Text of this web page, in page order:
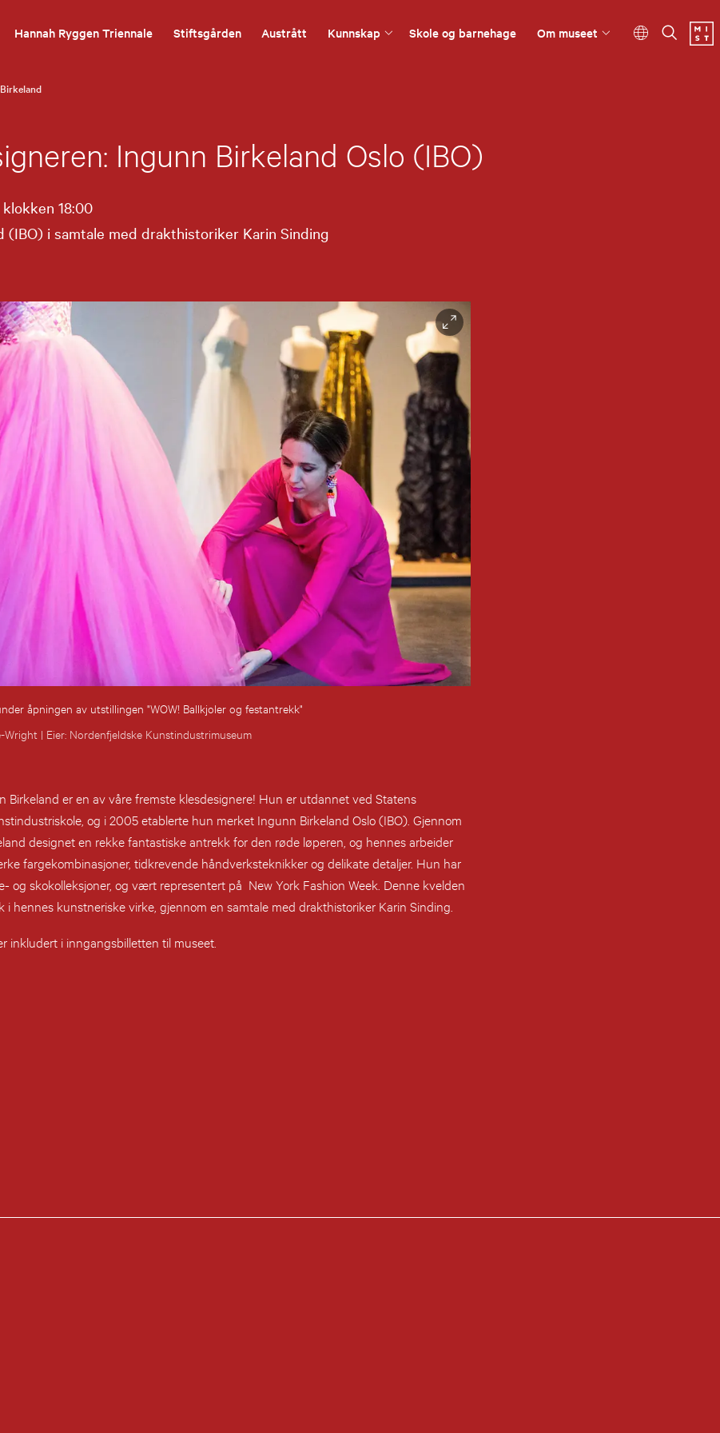
Hannah Ryggen Triennale Stiftsgården Austrått Kunnskap Skole og barnehage Om museet
Ingunn Birkeland Oslo (IBO)
18:00
(IBO) i samtale med drakthistoriker Karin Sinding
åpningen av utstillingen "WOW! Ballkjoler og festantrekk"
Wright |
Nordenfjeldske Kunstindustrimuseum
Birkeland er en av våre fremste klesdesignere! Hun er utdannet ved Statens
og i 2005 etablerte hun merket Ingunn Birkeland Oslo (IBO). Gjennom
designet en rekke fantastiske antrekk for den røde løperen, og hennes arbeider
fargekombinasjoner, tidkrevende håndverksteknikker og delikate detaljer. Hun har
og skokolleksjoner, og vært representert på New York Fashion Week. Denne kvelden
i hennes kunstneriske virke, gjennom en samtale med drakthistoriker Karin Sinding.
inkludert i inngangsbilletten til museet.